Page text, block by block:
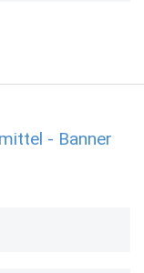
- Banner